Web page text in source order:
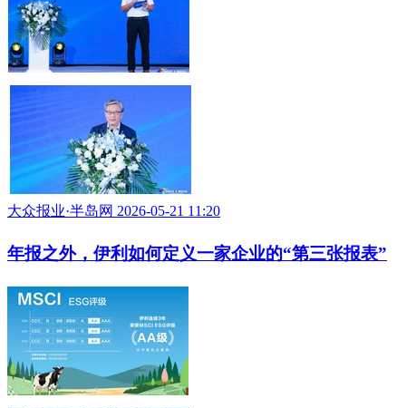
大众报业·半岛网 2026-06-01 09:57
伊利联合新浪财经举办美好大会：“三价融合”成为
关注焦点